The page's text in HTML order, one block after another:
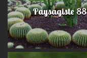
Paysagiste 88